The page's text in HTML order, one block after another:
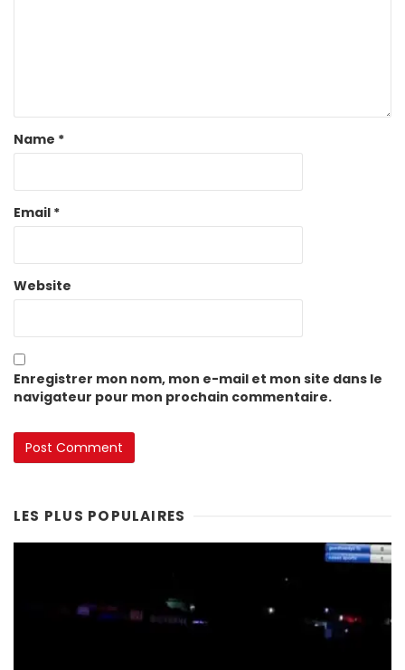
Name *
Email *
Website
Enregistrer mon nom, mon e-mail et mon site dans le
navigateur pour mon prochain commentaire.
LES PLUS POPULAIRES